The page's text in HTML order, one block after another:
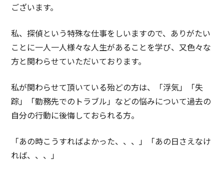
ございます。
私、探偵という特殊な仕事をしいますので、ありがたい
ことに一人一人様々な人生があることを学び、又色々な
方と関わらせていただいております。
私が関わらせて頂いている殆どの方は、「浮気」「失
踪」「勤務先でのトラブル」などの悩みについて過去の
自分の行動に後悔しておられる方。
「あの時こうすればよかった、、、」「あの日さえなけ
れば、、、」